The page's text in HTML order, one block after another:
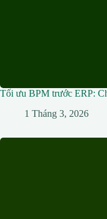
Tối ưu BPM trước ERP:
1 Tháng 3, 2026